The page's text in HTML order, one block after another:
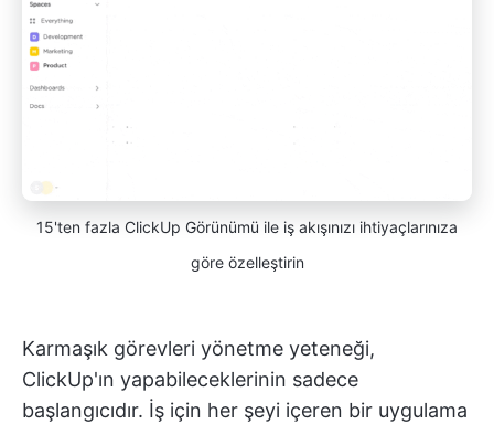
15'ten fazla ClickUp Görünümü ile iş akışınızı ihtiyaçlarınıza
göre özelleştirin
Karmaşık görevleri yönetme yeteneği,
ClickUp'ın yapabileceklerinin sadece
başlangıcıdır. İş için her şeyi içeren bir uygulama